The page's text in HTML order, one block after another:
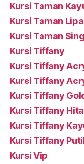
Kursi Taman
Kursi Taman
Kursi Taman
Kursi Tiffany
Kursi Tiffany
Kursi Tiffany
Kursi Tiffany
Kursi Tiffany
Kursi Tiffany
Kursi Tiffany
Kursi Vip